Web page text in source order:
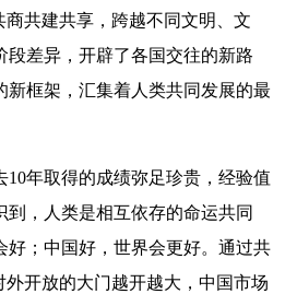
商共建共享，跨越不同文明、文
段差异，开辟了各国交往的新路
新框架，汇集着人类共同发展的最
年取得的成绩弥足珍贵，经验值
到，人类是相互依存的命运共同
好；中国好，世界会更好。通过共
外开放的大门越开越大，中国市场